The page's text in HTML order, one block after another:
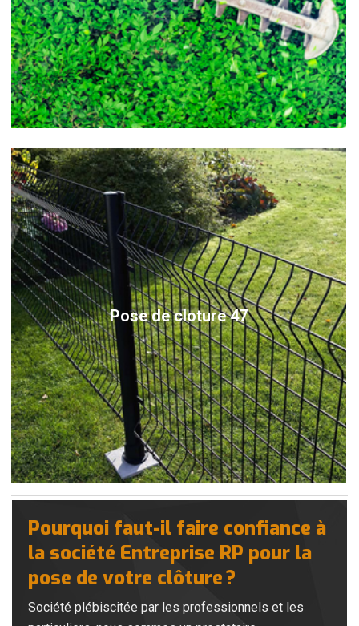
Pose de cloture 47
Pourquoi faut-il faire confiance à
la société Entreprise RP pour la
pose de votre clôture ?
Société plébiscitée par les professionnels et les